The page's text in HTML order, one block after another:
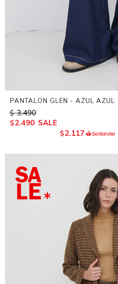
PANTALON GLEN - AZUL AZUL
$ 3.490
$2.490
$2.117